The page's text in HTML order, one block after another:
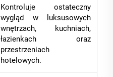
Kontroluje ostateczny
wygląd w luksusowych
wnętrzach, kuchniach,
łazienkach oraz
przestrzeniach
hotelowych.